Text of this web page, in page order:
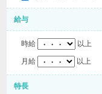
給与
時給 以上
月給 以上
特長